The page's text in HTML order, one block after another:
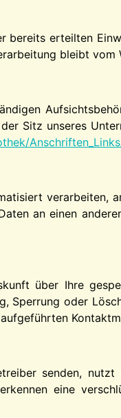
bereits erteilten
bleibt vom
Sitz unseres
verarbeiten,
an einen
über Ihre
Sperrung oder
senden, nutzt
eine